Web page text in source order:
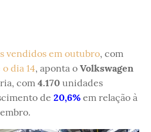
vendidos em outubro, com
dia 14, aponta o Volkswagen
com 4.170 unidades
de 20,6% em relação à